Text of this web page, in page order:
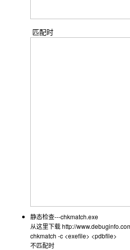
匹配时
静态检查---chkmatch.exe
从这里下载http://
chkmatch -c <exefile> <pdbfile>
不匹配时